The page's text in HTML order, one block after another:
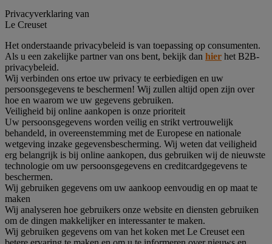
Privacyverklaring van
Le Creuset
Het onderstaande privacybeleid is van toepassing op consumenten.
Als u een zakelijke partner van ons bent, bekijk dan hier het B2B-
privacybeleid.
Wij verbinden ons ertoe uw privacy te eerbiedigen en uw
persoonsgegevens te beschermen! Wij zullen altijd open zijn over
hoe en waarom we uw gegevens gebruiken.
Veiligheid bij online aankopen is onze prioriteit
Uw persoonsgegevens worden veilig en strikt vertrouwelijk
behandeld, in overeenstemming met de Europese en nationale
wetgeving inzake gegevensbescherming. Wij weten dat veiligheid
erg belangrijk is bij online aankopen, dus gebruiken wij de nieuwste
technologie om uw persoonsgegevens en creditcardgegevens te
beschermen.
Wij gebruiken gegevens om uw aankoop eenvoudig en op maat te
maken
Wij analyseren hoe gebruikers onze website en diensten gebruiken
om de dingen makkelijker en interessanter te maken.
Wij gebruiken gegevens om van het koken met Le Creuset een